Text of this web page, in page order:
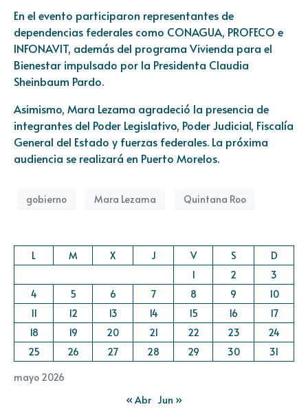
En el evento participaron representantes de
dependencias federales como CONAGUA, PROFECO e
INFONAVIT, además del programa Vivienda para el
Bienestar impulsado por la Presidenta Claudia
Sheinbaum Pardo.
Asimismo, Mara Lezama agradeció la presencia de
integrantes del Poder Legislativo, Poder Judicial, Fiscalía
General del Estado y fuerzas federales. La próxima
audiencia se realizará en Puerto Morelos.
gobierno Mara Lezama Quintana Roo
mayo 2026
L M X J V S
D
1
2
3
4
5 6 7 8 9
10
11
12 13 14 15 16
17
18
19 20 21 22 23
24
25
26 27 28 29 30 31
« Abr Jun »